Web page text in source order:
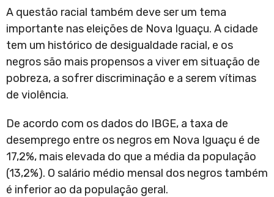
A questão racial também deve ser um tema
importante nas eleições de Nova Iguaçu. A cidade
tem um histórico de desigualdade racial, e os
negros são mais propensos a viver em situação de
pobreza, a sofrer discriminação e a serem vítimas
de violência.
De acordo com os dados do IBGE, a taxa de
desemprego entre os negros em Nova Iguaçu é de
17,2%, mais elevada do que a média da população
(13,2%). O salário médio mensal dos negros também
é inferior ao da população geral.